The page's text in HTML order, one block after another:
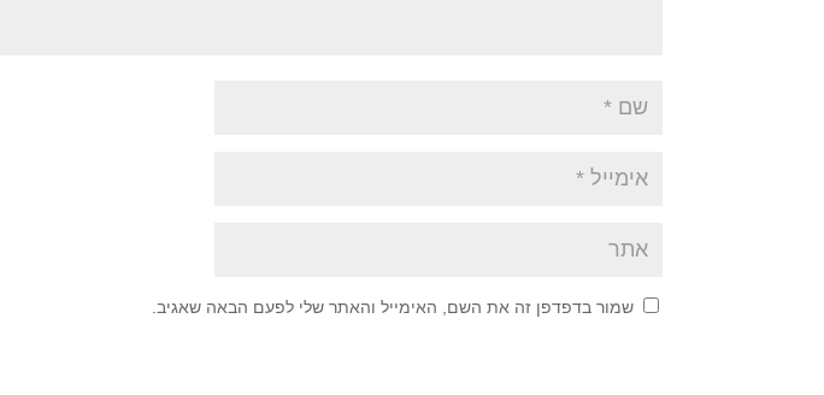
שמור בדפדפן זה את השם, האימייל והאתר שלי לפעם הבאה שאגיב.